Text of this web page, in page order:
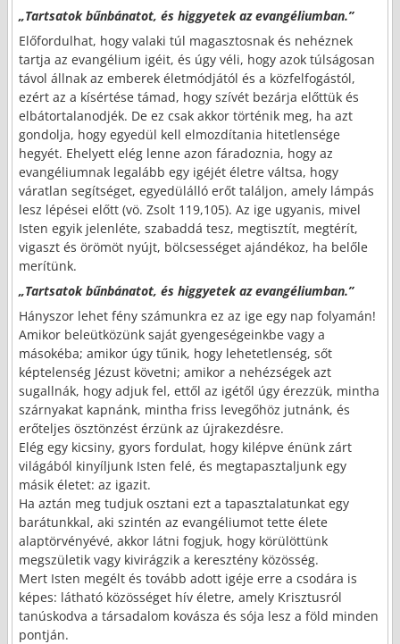
„Tartsatok bűnbánatot, és higgyetek az evangéliumban.”
Előfordulhat, hogy valaki túl magasztosnak és nehéznek
tartja az evangélium igéit, és úgy véli, hogy azok túlságosan
távol állnak az emberek életmódjától és a közfelfogástól,
ezért az a kísértése támad, hogy szívét bezárja előttük és
elbátortalanodjék. De ez csak akkor történik meg, ha azt
gondolja, hogy egyedül kell elmozdítania hitetlensége
hegyét. Ehelyett elég lenne azon fáradoznia, hogy az
evangéliumnak legalább egy igéjét életre váltsa, hogy
váratlan segítséget, egyedülálló erőt találjon, amely lámpás
lesz lépései előtt (vö. Zsolt 119,105). Az ige ugyanis, mivel
Isten egyik jelenléte, szabaddá tesz, megtisztít, megtérít,
vigaszt és örömöt nyújt, bölcsességet ajándékoz, ha belőle
merítünk.
„Tartsatok bűnbánatot, és higgyetek az evangéliumban.”
Hányszor lehet fény számunkra ez az ige egy nap folyamán!
Amikor beleütközünk saját gyengeségeinkbe vagy a
másokéba; amikor úgy tűnik, hogy lehetetlenség, sőt
képtelenség Jézust követni; amikor a nehézségek azt
sugallnák, hogy adjuk fel, ettől az igétől úgy érezzük, mintha
szárnyakat kapnánk, mintha friss levegőhöz jutnánk, és
erőteljes ösztönzést érzünk az újrakezdésre.
Elég egy kicsiny, gyors fordulat, hogy kilépve énünk zárt
világából kinyíljunk Isten felé, és megtapasztaljunk egy
másik életet: az igazit.
Ha aztán meg tudjuk osztani ezt a tapasztalatunkat egy
barátunkkal, aki szintén az evangéliumot tette élete
alaptörvényévé, akkor látni fogjuk, hogy körülöttünk
megszületik vagy kivirágzik a keresztény közösség.
Mert Isten megélt és tovább adott igéje erre a csodára is
képes: látható közösséget hív életre, amely Krisztusról
tanúskodva a társadalom kovásza és sója lesz a föld minden
pontján.